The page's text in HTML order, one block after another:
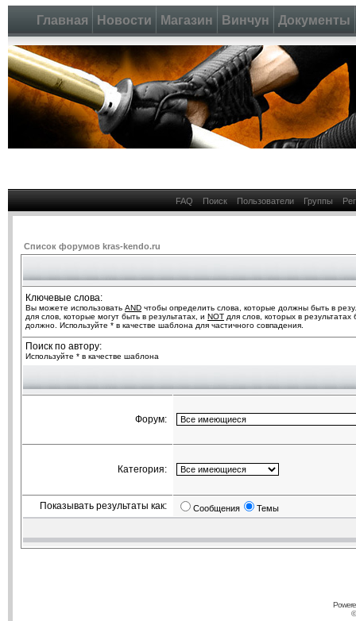
Главная Новости Магазин Винчун Документы
FAQ Поиск Пользователи Группы
Список форумов kras-kendo.ru
Ключевые слова:
Вы можете использовать AND чтобы определить слова, которые должны быть в
для слов, которые могут быть в результатах, и NOT для слов, которых в результатах
должно. Используйте * в качестве шаблона для частичного совпадения.
Поиск по автору:
Используйте * в качестве шаблона
Форум:
Категория:
Показывать результаты как: Сообщения Темы